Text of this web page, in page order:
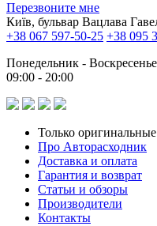
Перезвоните мне
Київ, бульвар Вацлава
+38 067 597-50-25 +38 095
Понедельник - Воскресенье
09:00 - 20:00
Только
Про Авторасходник
Доставка и оплата
Гарантия и возврат
Статьи и обзоры
Производители
Контакты